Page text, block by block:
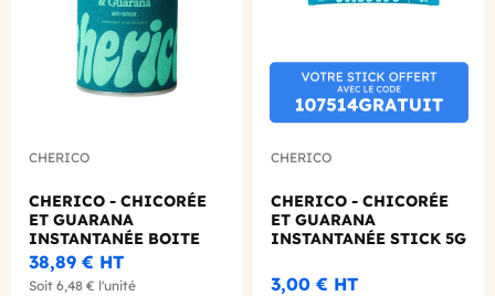
CHERICO
CHERICO - CHICORÉE
ET GUARANA
INSTANTANÉE BOITE
80G BIO
38,89 € HT
Soit 6,48 € l'unité
CHERICO
CHERICO - CHICORÉE
ET GUARANA
INSTANTANÉE STICK 5G
3,00 € HT